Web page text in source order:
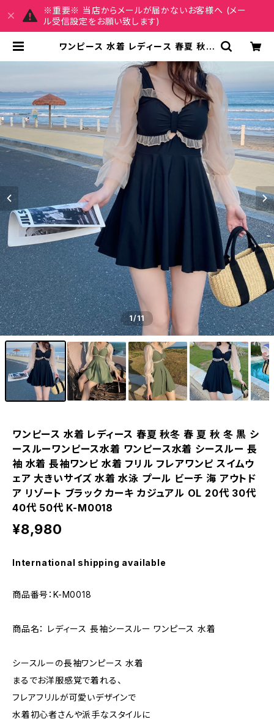
※重要※ 当店からメールが届かないお客様へ (メー
ル受信設定をお願い致します)
ワンピース 水着 レディース 春夏 秋冬
水着 ワンピース水着 シースルー 長袖
水着 長袖ワンピ 水着 フリル フレアワ
ンピ スイムウェア 大きいサイズ 水着
水泳 プール ビーチ 海 アウトドア リ
ゾート ブラック カーキ カジュアル O
L 20代 30代 40代 50代 K-M001
8 | REIRSE レイルセ 20代,30代,
40代 レディースファッション 通販
1/11
ワンピース 水着 レディース 春夏 秋冬 春 夏 秋 冬 黒 シ
ースルーワンピース水着 ワンピース水着 シースルー 長
袖 水着 長袖ワンピ 水着 フリル フレアワンピ スイムウ
ェア 大きいサイズ 水着 水泳 プール ビーチ 海 アウトド
ア リゾート ブラック カーキ カジュアル OL 20代 30代
40代 50代 K-M0018
¥8,980
International shipping available
商品番号：K-M0018
商品名： レディース 長袖シースルー ワンピース 水着
シースルーの長袖ワンピース 水着
まるでお洋服感覚で着れる、
フレアフリルが可愛いデザインで
水着初心者さんや派手なスタイルに